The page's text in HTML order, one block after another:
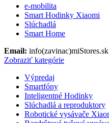
e-mobilita
Smart Hodinky Xiaomi
Slúchadlá
Smart Home
Email:
Zobraziť kategórie
Výpredaj
Smartfóny
Inteligentné Hodinky
Slúchadlá a reproduktory
Robotické vysávače